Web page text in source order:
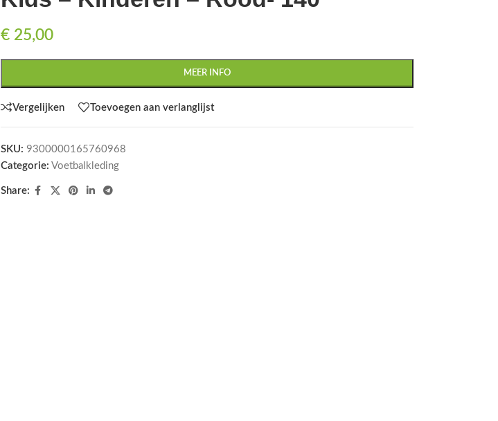
€25,00
MEER INFO
Vergelijken Toevoegen aan verlanglijst
SKU: 9300000165760968
Categorie: Voetbalkleding
Share: